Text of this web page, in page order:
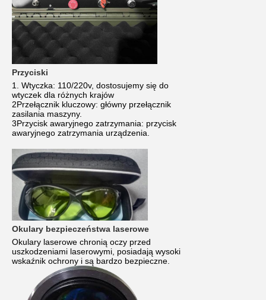
Przyciski
1. Wtyczka: 110/220v, dostosujemy się do
wtyczek dla różnych krajów
2Przełącznik kluczowy: główny przełącznik
zasilania maszyny.
3Przycisk awaryjnego zatrzymania: przycisk
awaryjnego zatrzymania urządzenia.
Okulary bezpieczeństwa laserowe
Okulary laserowe chronią oczy przed
uszkodzeniami laserowymi, posiadają wysoki
wskaźnik ochrony i są bardzo bezpieczne.